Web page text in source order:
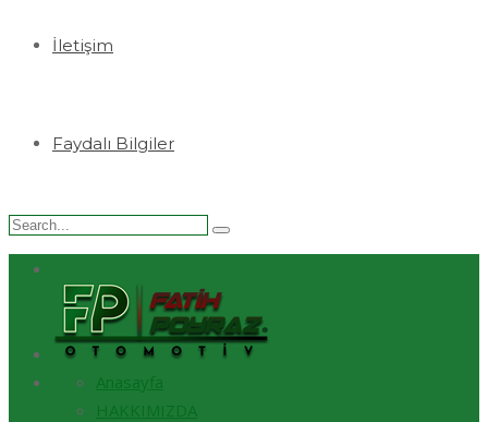
İletişim
Faydalı Bilgiler
Search
for:
Anasayfa
HAKKIMIZDA